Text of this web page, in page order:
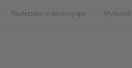
Косметика и аксессуары Мужской